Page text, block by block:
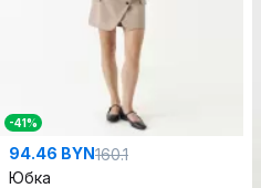
-41%
94.46 BYN160.1
Юбка